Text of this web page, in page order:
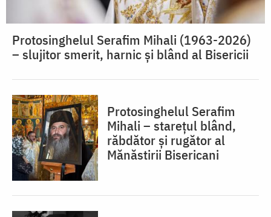
Protosinghelul Serafim Mihali (1963-2026)
– slujitor smerit, harnic și blând al Bisericii
Protosinghelul Serafim
Mihali – starețul blând,
răbdător și rugător al
Mănăstirii Bisericani